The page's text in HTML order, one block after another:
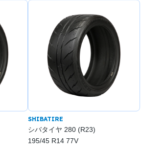
SHIBATIRE
シバタイヤ 280 (R23)
195/45 R14 77V